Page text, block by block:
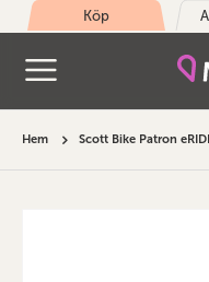
Köp
Hem Scott Bike Patron